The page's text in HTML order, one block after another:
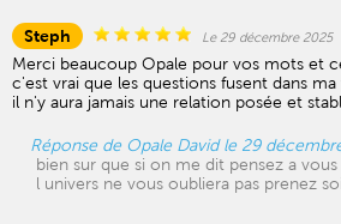
Steph Le 29 décembre 2025
Merci beaucoup Opale pour vos mots et
c'est vrai que les questions fusent dans
il n'y aura jamais une relation posée et
Réponse de Opale David le 29
bien sur que si on me dit pensez a
l univers ne vous oubliera pas prenez